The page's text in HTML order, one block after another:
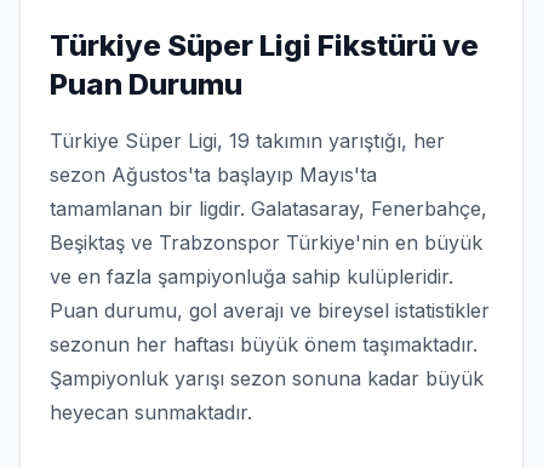
Türkiye Süper Ligi Fikstürü ve
Puan Durumu
Türkiye Süper Ligi, 19 takımın yarıştığı, her
sezon Ağustos'ta başlayıp Mayıs'ta
tamamlanan bir ligdir. Galatasaray, Fenerbahçe,
Beşiktaş ve Trabzonspor Türkiye'nin en büyük
ve en fazla şampiyonluğa sahip kulüpleridir.
Puan durumu, gol averajı ve bireysel istatistikler
sezonun her haftası büyük önem taşımaktadır.
Şampiyonluk yarışı sezon sonuna kadar büyük
heyecan sunmaktadır.